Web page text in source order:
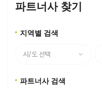
파트너사 찾기
지역별 검색
파트너사 검색